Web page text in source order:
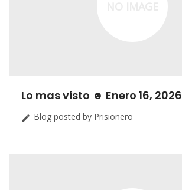
Lo mas visto ☻ Enero 16, 2026
 Blog posted by Prisionero